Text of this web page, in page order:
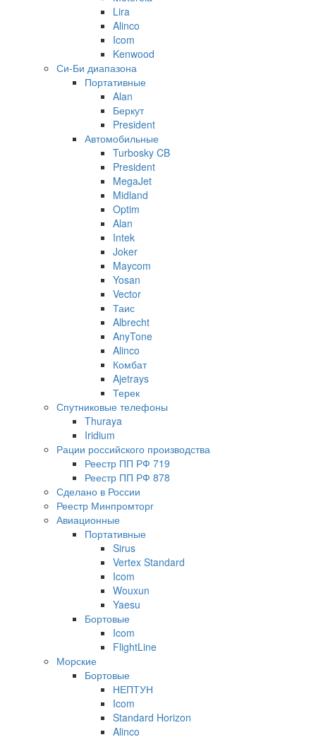
Lira
Alinco
Icom
Kenwood
Си-Би диапазона
Портативные
Alan
Беркут
President
Автомобильные
Turbosky CB
President
MegaJet
Midland
Optim
Alan
Intek
Joker
Maycom
Yosan
Vector
Таис
Albrecht
AnyTone
Alinco
Комбат
Ajetrays
Терек
Спутниковые телефоны
Thuraya
Iridium
Рации российского производства
Реестр ПП РФ 719
Реестр ПП РФ 878
Сделано в России
Реестр Минпромторг
Авиационные
Портативные
Sirus
Vertex Standard
Icom
Wouxun
Yaesu
Бортовые
Icom
FlightLine
Морские
Бортовые
НЕПТУН
Icom
Standard Horizon
Alinco